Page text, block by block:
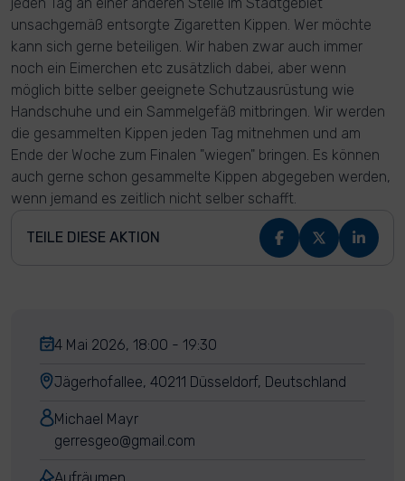
unsachgemäß entsorgte Zigaretten Kippen. Wer möchte
kann sich gerne beteiligen. Wir haben zwar auch immer
noch ein Eimerchen etc zusätzlich dabei, aber wenn
möglich bitte selber geeignete Schutzausrüstung wie
Handschuhe und ein Sammelgefäß mitbringen. Wir werden
die gesammelten Kippen jeden Tag mitnehmen und am
Ende der Woche zum Finalen "wiegen" bringen. Es können
auch gerne schon gesammelte Kippen abgegeben werden,
wenn jemand es zeitlich nicht selber schafft.
TEILE DIESE AKTION
4 Mai 2026, 18:00 - 19:30
Jägerhofallee, 40211 Düsseldorf, Deutschland
Michael Mayr
gerresgeo@gmail.com